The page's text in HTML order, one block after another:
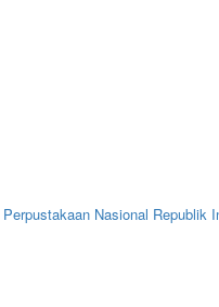
Perpustakaan Nasional Republik